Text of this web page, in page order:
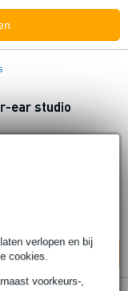
verlopen en bij
cookies.
voorkeurs-,
ear studio